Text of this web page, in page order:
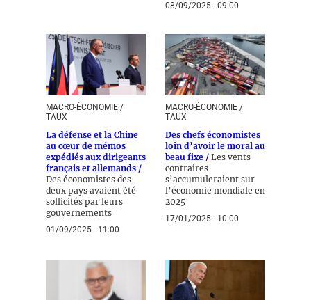
08/09/2025 - 09:00
MACRO-ÉCONOMIE /
TAUX
La défense et la Chine
au cœur de mémos
expédiés aux dirigeants
français et allemands /
Des économistes des
deux pays avaient été
sollicités par leurs
gouvernements
01/09/2025 - 11:00
MACRO-ÉCONOMIE /
TAUX
Des chefs économistes
loin d’avoir le moral au
beau fixe / Les vents
contraires
s’accumuleraient sur
l’économie mondiale en
2025
17/01/2025 - 10:00